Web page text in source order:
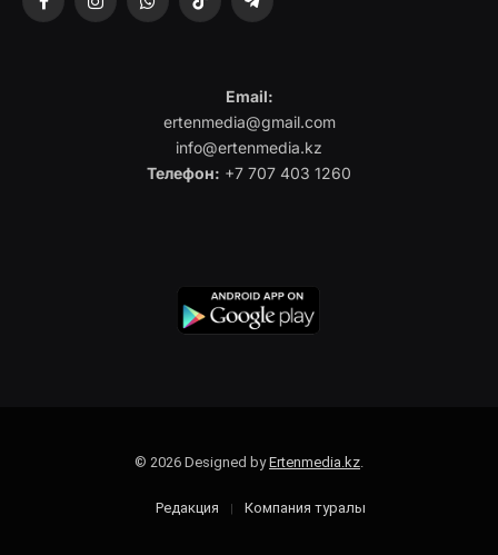
FacebookInstagramWhatsAppTikTok Telegram
Email:
ertenmedia@gmail.com
info@ertenmedia.kz
Телефон: +7 707 403 1260
© 2026 Designed byErtenmedia.kz.
Редакция Компания туралы